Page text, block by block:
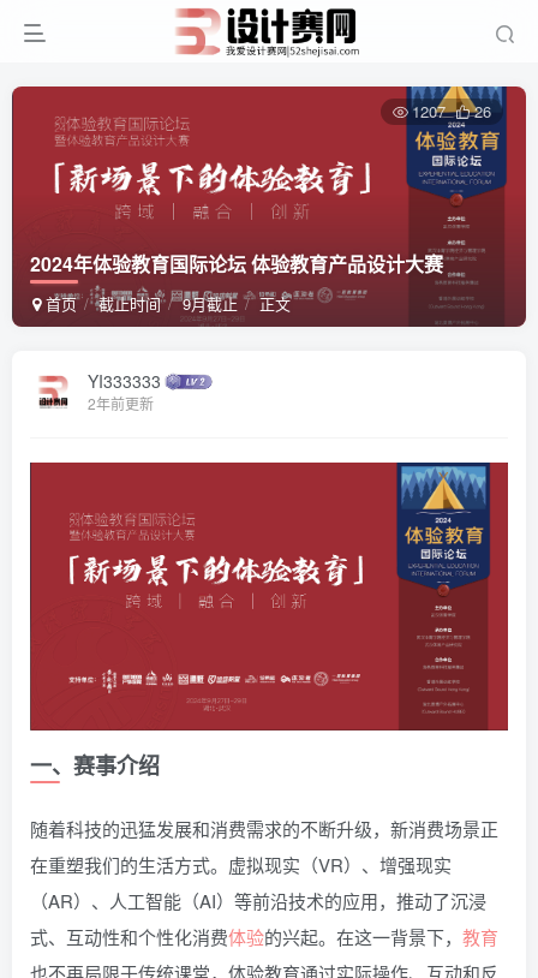
2024年体验教育国际论坛 体验教育产品设计大赛
首页 截止时间 9月截止 正文
1207 26
YI333333
2年前更新
一、赛事介绍
随着科技的迅猛发展和消费需求的不断升级，新消费场景正
在重塑我们的生活方式。虚拟现实（VR）、增强现实
（AR）、人工智能（AI）等前沿技术的应用，推动了沉浸
式、互动性和个性化消费体验的兴起。在这一背景下， 教育